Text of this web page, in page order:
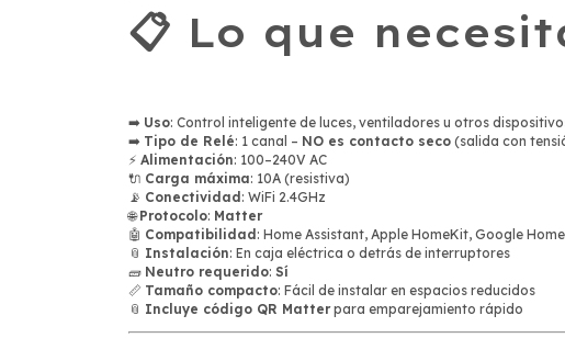
📋 Lo que
➡️ Uso: Control inteligente de luces, ventiladores u otros
➡️ Tipo de Relé: 1 canal – NO es contacto seco (salida con
⚡ Alimentación: 100–240V AC
🔌 Carga máxima: 10A (resistiva)
📡 Conectividad: WiFi 2.4GHz
🌐Protocolo: Matter
🤖 Compatibilidad: Home Assistant, Apple HomeKit, Google
📎 Instalación: En caja eléctrica o detrás de interruptores
🧱 Neutro requerido: Sí
📏 Tamaño compacto: Fácil de instalar en espacios reducidos
📎 Incluye código QR Matterpara emparejamiento rápido